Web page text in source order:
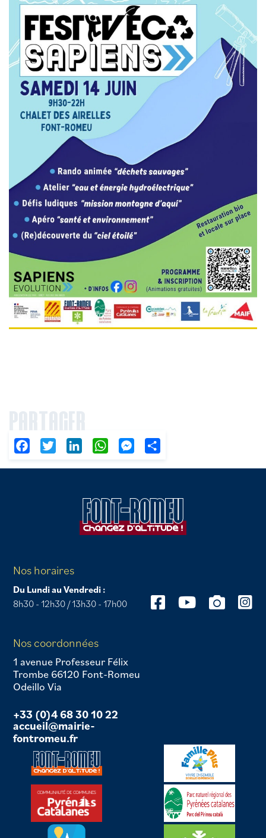
PARTAGER
FacebookTwitter LinkedIn WhatsAppMessenger
Nos horaires
Du Lundi au Vendredi :
8h30 - 12h30 / 13h30 - 17h00
Nos coordonnées
1 avenue Professeur Félix
Trombe 66120 Font-Romeu
Odeillo Via
+33 (0)4 68 30 10 22
accueil@mairie-
fontromeu.fr